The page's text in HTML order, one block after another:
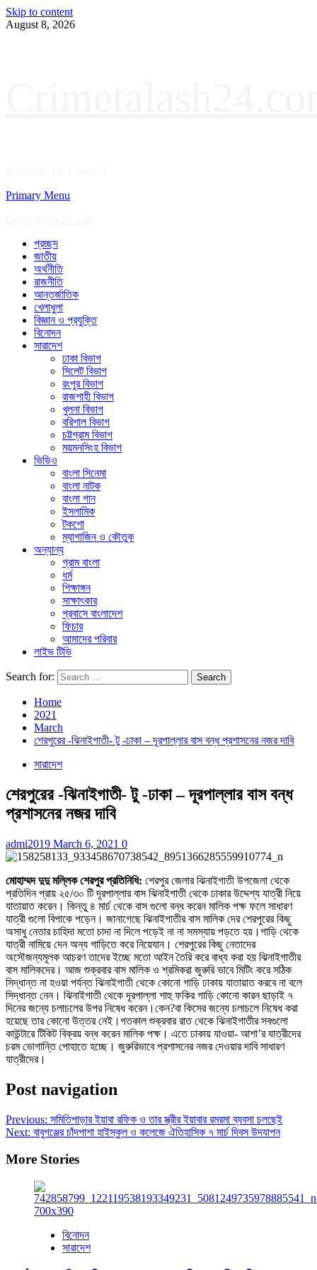
Skip to content
August 8, 2026
Primary Menu
প্রচ্ছদ
জাতীয়
অর্থনীতি
রাজনীতি
আন্তর্জাতিক
খেলাধুলা
বিজ্ঞান ও প্রযুক্তি
বিনোদন
সারাদেশ
ঢাকা বিভাগ
সিলেট বিভাগ
রংপুর বিভাগ
রাজশাহী বিভাগ
খুলনা বিভাগ
বরিশাল বিভাগ
চট্টগ্রাম বিভাগ
ময়মনসিংহ বিভাগ
ভিডিও
বাংলা সিনেমা
বাংলা নাটক
বাংলা গান
ইসলামিক
টকশো
ম্যাগাজিন ও কৌতুক
অন্যান্য
গ্রাম বাংলা
ধর্ম
শিক্ষাঙ্গন
সাক্ষাৎকার
প্রবাসে বাংলাদেশ
ফিচার
আমাদের পরিবার
লাইভ টিভি
Search for:
Home
2021
March
শেরপুরের -ঝিনাইগাতী- টু -ঢাকা – দূরপাল্লার বাস বন্ধ প্রশাসনের নজর দাবি
সারাদেশ
শেরপুরের -ঝিনাইগাতী- টু -ঢাকা – দূরপাল্লার বাস বন্ধ
প্রশাসনের নজর দাবি
admi2019 March 6, 2021 0
মোহাম্মদ দুদু মল্লিক শেরপুর প্রতিনিধি: শেরপুর জেলার ঝিনাইগাতী উপজেলা থেকে
প্রতিদিন প্রায় ২৫/৩০ টি দূরপাল্লার বাস ঝিনাইগাতী থেকে ঢাকার উদ্দেশ্য যাত্রী নিয়ে
যাতায়াত করেন। কিন্তু ৪ মার্চ থেকে বাস গুলো বন্ধ করেন মালিক পক্ষ ফলে সাধারণ
যাত্রী গুলো বিপাকে পড়েন। জানাগেছে ঝিনাইগাতীর বাস মালিক দের শেরপুরের কিছু
অসাধু নেতার চাহিদা মতো চাদা না দিলে পড়েই না না সমস্যায় পড়তে হয়।গাড়ি থেকে
যাত্রী নামিয়ে দেন অন্য গাড়িতে করে নিয়েযান। শেরপুরের কিছু নেতাদের
অসৌজন্যমূলক আচরণ তাদের ইচ্ছে মতো আইন তৈরি করে বাধ্য করা হয় ঝিনাইগাতীর
বাস মালিকদের। আজ শুক্রবার বাস মালিক ও শ্রমিকরা জুরুরি ভাবে মিটিং করে সঠিক
সিদ্ধান্ত না হওয়া পর্যন্ত ঝিনাইগাতী থেকে কোনো গাড়ি ঢাকায় যাতায়াত করবে না বলে
সিদ্ধান্ত নেন। ঝিনাইগাতী থেকে দূরপাল্লা শাহু ফকির গাড়ি কোনো কারন ছাড়াই ৭
দিনের জন্যে চলাচলের উপর নিষেধ করেন।কেন?বা কিসের জন্যে চলাচলে নিষেধ করা
হয়েছে তার কোনো উত্তর নেই।গতকাল শুক্রবার রাত থেকে ঝিনাইগাতীর সবগুলো
কাউন্টারে টিকিট বিক্রয় বন্ধ করেন মালিক পক্ষ। এতে ঢাকায় যাওয়া- আশা’র যাত্রীদের
চরম ভোগান্তি পোহাতে হচ্ছে। জুরুরিভাবে প্রশাসনের নজর দেওয়ার দাবি সাধারণ
যাত্রীদের।
Post navigation
Previous: সমিতিপাড়ার ইয়াবা রফিক ও তার স্ত্রীর ইয়াবার রমরমা ব্যবসা চলছেই
Next: বাবুগঞ্জের চাঁদপাশা হাইস্কুল ও কলেজে ঐতিহাসিক ৭ মার্চ দিবস উদযাপন
More Stories
বিনোদন
সারাদেশ